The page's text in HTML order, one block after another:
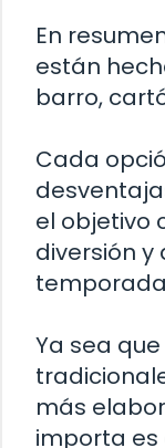
En
están
barro,
Cada
el objetivo
diversión
Ya sea
más
importa es